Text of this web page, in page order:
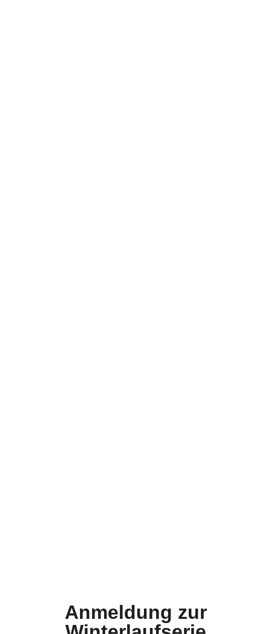
Anmeldung zur